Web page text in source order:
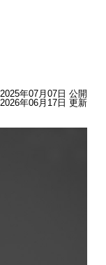
2025年07月07日 公開
2026年06月17日 更新